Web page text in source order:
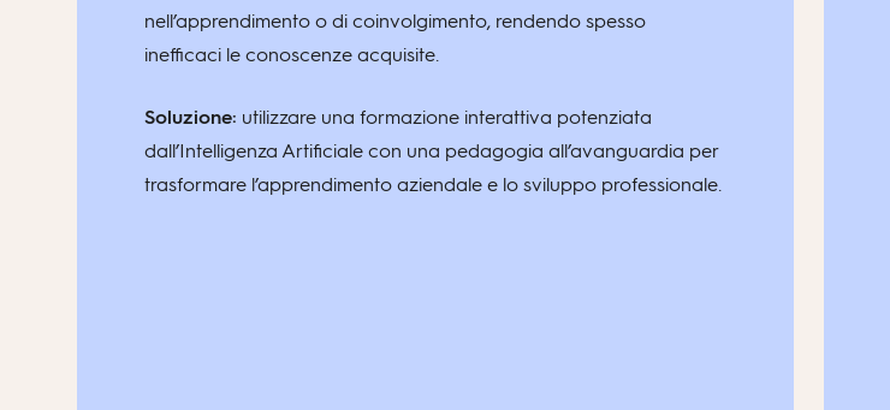
nell’apprendimento o di coinvolgimento, rendendo spesso
inefficaci le conoscenze acquisite.
Soluzione: utilizzare una formazione interattiva potenziata
dall’Intelligenza Artificiale con una pedagogia all’avanguardia per
trasformare l’apprendimento aziendale e lo sviluppo professionale.